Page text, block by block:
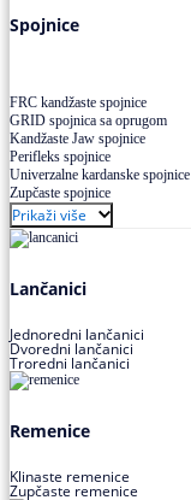
Spojnice
FRC kandžaste spojnice
GRID spojnica sa oprugom
Kandžaste Jaw spojnice
Perifleks spojnice
Univerzalne kardanske spojnice
Zupčaste spojnice
Prikaži više
Lančanici
Jednoredni lančanici
Dvoredni lančanici
Troredni lančanici
Remenice
Klinaste remenice
Zupčaste remenice